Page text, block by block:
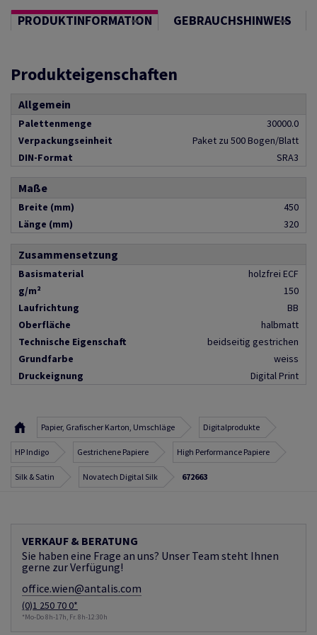
PRODUKTINFORMATION GEBRAUCHSHINWEIS
Produkteigenschaften
Allgemein
Palettenmenge
30000.0
Verpackungseinheit
Paket zu 500 Bogen/Blatt
DIN-Format
SRA3
Maße
Breite (mm)
450
Länge (mm)
320
Zusammensetzung
Basismaterial
holzfrei ECF
g/m²
150
Laufrichtung
BB
Oberfläche
halbmatt
Technische Eigenschaft
beidseitig gestrichen
Grundfarbe
weiss
Druckeignung
Digital Print
Papier, Grafischer Karton, Umschläge Digitalprodukte
HP Indigo Gestrichene Papiere High Performance Papiere
Silk & Satin Novatech Digital Silk 672663
VERKAUF & BERATUNG
Sie haben eine Frage an uns? Unser Team steht Ihnen
gerne zur Verfügung!
office.wien@antalis.com
(0)1 250 70 0*
*Mo-Do 8h-17h, Fr. 8h-12:30h